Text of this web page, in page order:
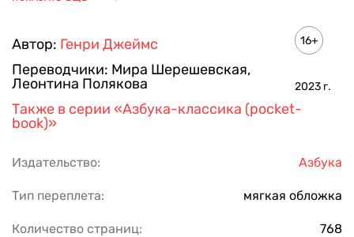
Автор: Генри Джеймс
Переводчики: Мира Шерешевская,
Леонтина Полякова
16+
2023 г.
Также в серии «Азбука-классика (pocket-
book)»
Издательство: Азбука
Тип переплета: мягкая обложка
Количество страниц: 768